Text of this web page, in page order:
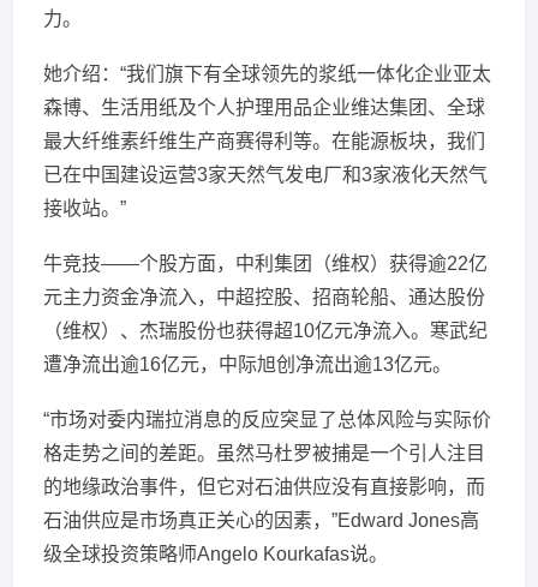
力。
她介绍：“我们旗下有全球领先的浆纸一体化企业亚太
森博、生活用纸及个人护理用品企业维达集团、全球
最大纤维素纤维生产商赛得利等。在能源板块，我们
已在中国建设运营3家天然气发电厂和3家液化天然气
接收站。”
牛竞技——个股方面，中利集团（维权）获得逾22亿
元主力资金净流入，中超控股、招商轮船、通达股份
（维权）、杰瑞股份也获得超10亿元净流入。寒武纪
遭净流出逾16亿元，中际旭创净流出逾13亿元。
“市场对委内瑞拉消息的反应突显了总体风险与实际价
格走势之间的差距。虽然马杜罗被捕是一个引人注目
的地缘政治事件，但它对石油供应没有直接影响，而
石油供应是市场真正关心的因素，”Edward Jones高
级全球投资策略师Angelo Kourkafas说。